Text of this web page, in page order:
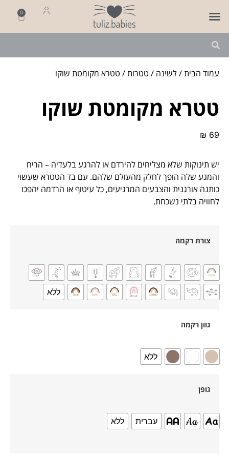
0
עמוד הבית/לשינה / טטרות/ טטרא מקומטת שוקו
טטרא מקומטת שוקו
₪ 69
יש תינוקות שלא מצליחים להירדם או להרגע בלעדיה – הריח
והמגע שלה הופך לחלק מהעולם שלהם. עם בד הטטרא שעשוי
כותנה אורגנית והצבעים המרגיעים, כל עיטוף או הרדמה יהפכו
לחוויה בלתי נשכחת.
צורת רקמה
ללא
גוון רקמה
ללא
גופן
עברית ללא